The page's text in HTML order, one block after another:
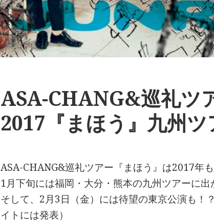
ASA-CHANG&巡礼ツ
2017『まほう』九州ツ
ASA-CHANG&巡礼ツアー『まほう』は2017年
1月下旬には福岡・大分・熊本の九州ツアーに出
そして、2月3日（金）には待望の東京公演も！
イトには発表）